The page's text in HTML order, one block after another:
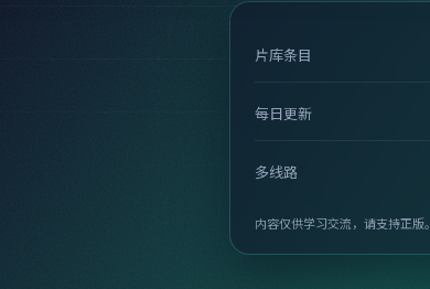
片库条目
每日更新
多线路
内容仅供学习交流，请支持正版。